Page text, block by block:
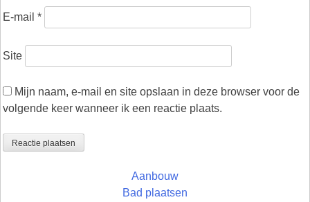
E-mail *
Site
Mijn naam, e-mail en site opslaan in deze browser voor de
volgende keer wanneer ik een reactie plaats.
Aanbouw
Bad plaatsen